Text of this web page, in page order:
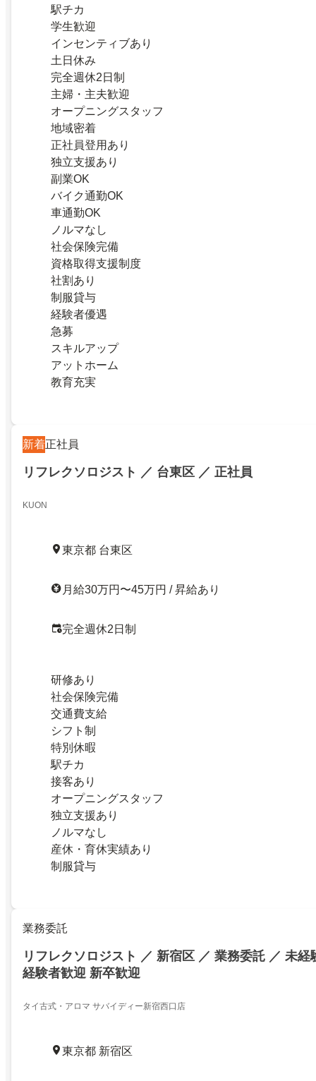
駅チカ
学生歓迎
インセンティブあり
土日休み
完全週休2日制
主婦・主夫歓迎
オープニングスタッフ
地域密着
正社員登用あり
独立支援あり
副業OK
バイク通勤OK
車通勤OK
ノルマなし
社会保険完備
資格取得支援制度
社割あり
制服貸与
経験者優遇
急募
スキルアップ
アットホーム
教育充実
新着正社員
リフレクソロジスト ／ 台東区 ／ 正社員
KUON
東京都 台東区
月給30万円〜45万円 / 昇給あり
完全週休2日制
研修あり
社会保険完備
交通費支給
シフト制
特別休暇
駅チカ
接客あり
オープニングスタッフ
独立支援あり
ノルマなし
産休・育休実績あり
制服貸与
業務委託
リフレクソロジスト ／ 新宿区 ／ 業務委託 ／ 未経
経験者歓迎 新卒歓迎
タイ古式・アロマ サバイディー新宿西口店
東京都 新宿区